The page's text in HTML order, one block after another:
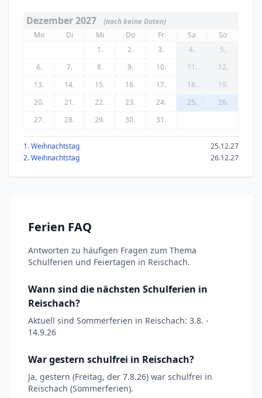
Dezember 2027
(noch keine Daten)
Mo
Di Mi Do Fr Sa
So
1.
2. 3. 4.
5.
6.
7. 8. 9. 10. 11.
12.
13.
14. 15. 16. 17. 18.
19.
20.
21. 22. 23. 24. 25.
26.
27.
28. 29. 30. 31.
1. Weihnachtstag
25.12.27
2. Weihnachtstag
26.12.27
Ferien FAQ
Antworten zu häufigen Fragen zum Thema
Schulferien und Feiertagen in Reischach.
Wann sind die nächsten Schulferien in
Reischach?
Aktuell sind Sommerferien in Reischach: 3.8. -
14.9.26
War gestern schulfrei in Reischach?
Ja, gestern (Freitag, der 7.8.26) war schulfrei in
Reischach (Sommerferien).